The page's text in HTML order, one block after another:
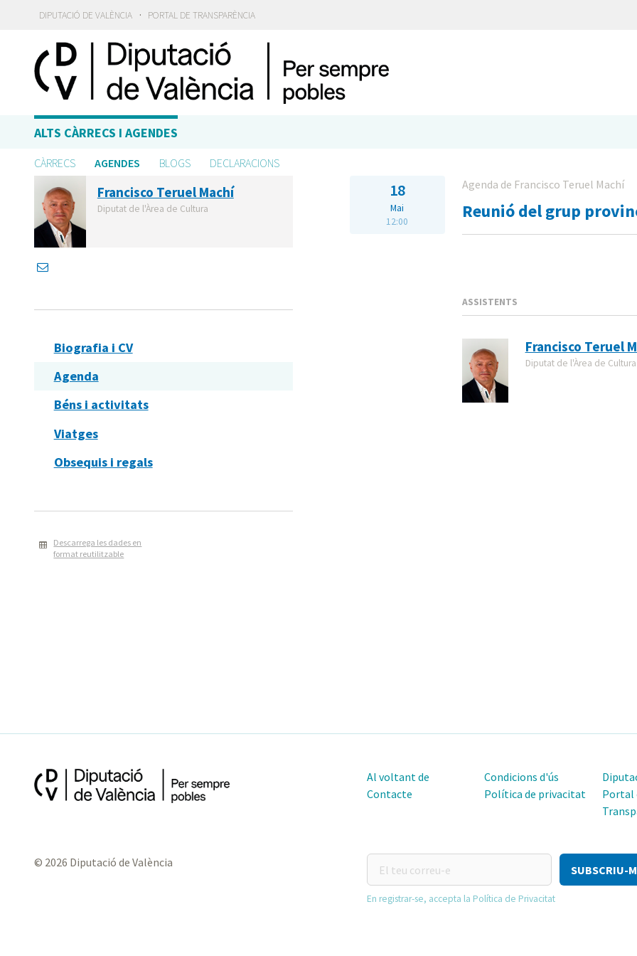
DIPUTACIÓ DE VALÈNCIA · PORTAL DE TRANSPARÈNCIA
ALTS CÀRRECS I AGENDES
CÀRRECS AGENDES BLOGS DECLARACIONS
Francisco Teruel Machí
Diputat de l'Àrea de Cultura
Biografia i CV
Agenda
Béns i activitats
Viatges
Obsequis i regals
Descarrega les dades en
format reutilitzable
18
Mai
12:00
Agenda de Francisco Teruel Machí
Reunió del grup
ASSISTENTS
Francisco Teruel
Diputat de l'Àrea de Cultura
Al voltant de
Contacte
Condicions d'ús
Política de privacitat
Portal
© 2026 Diputació de València
teu
correu-
En registrar-se, accepta la Política de Privacitat